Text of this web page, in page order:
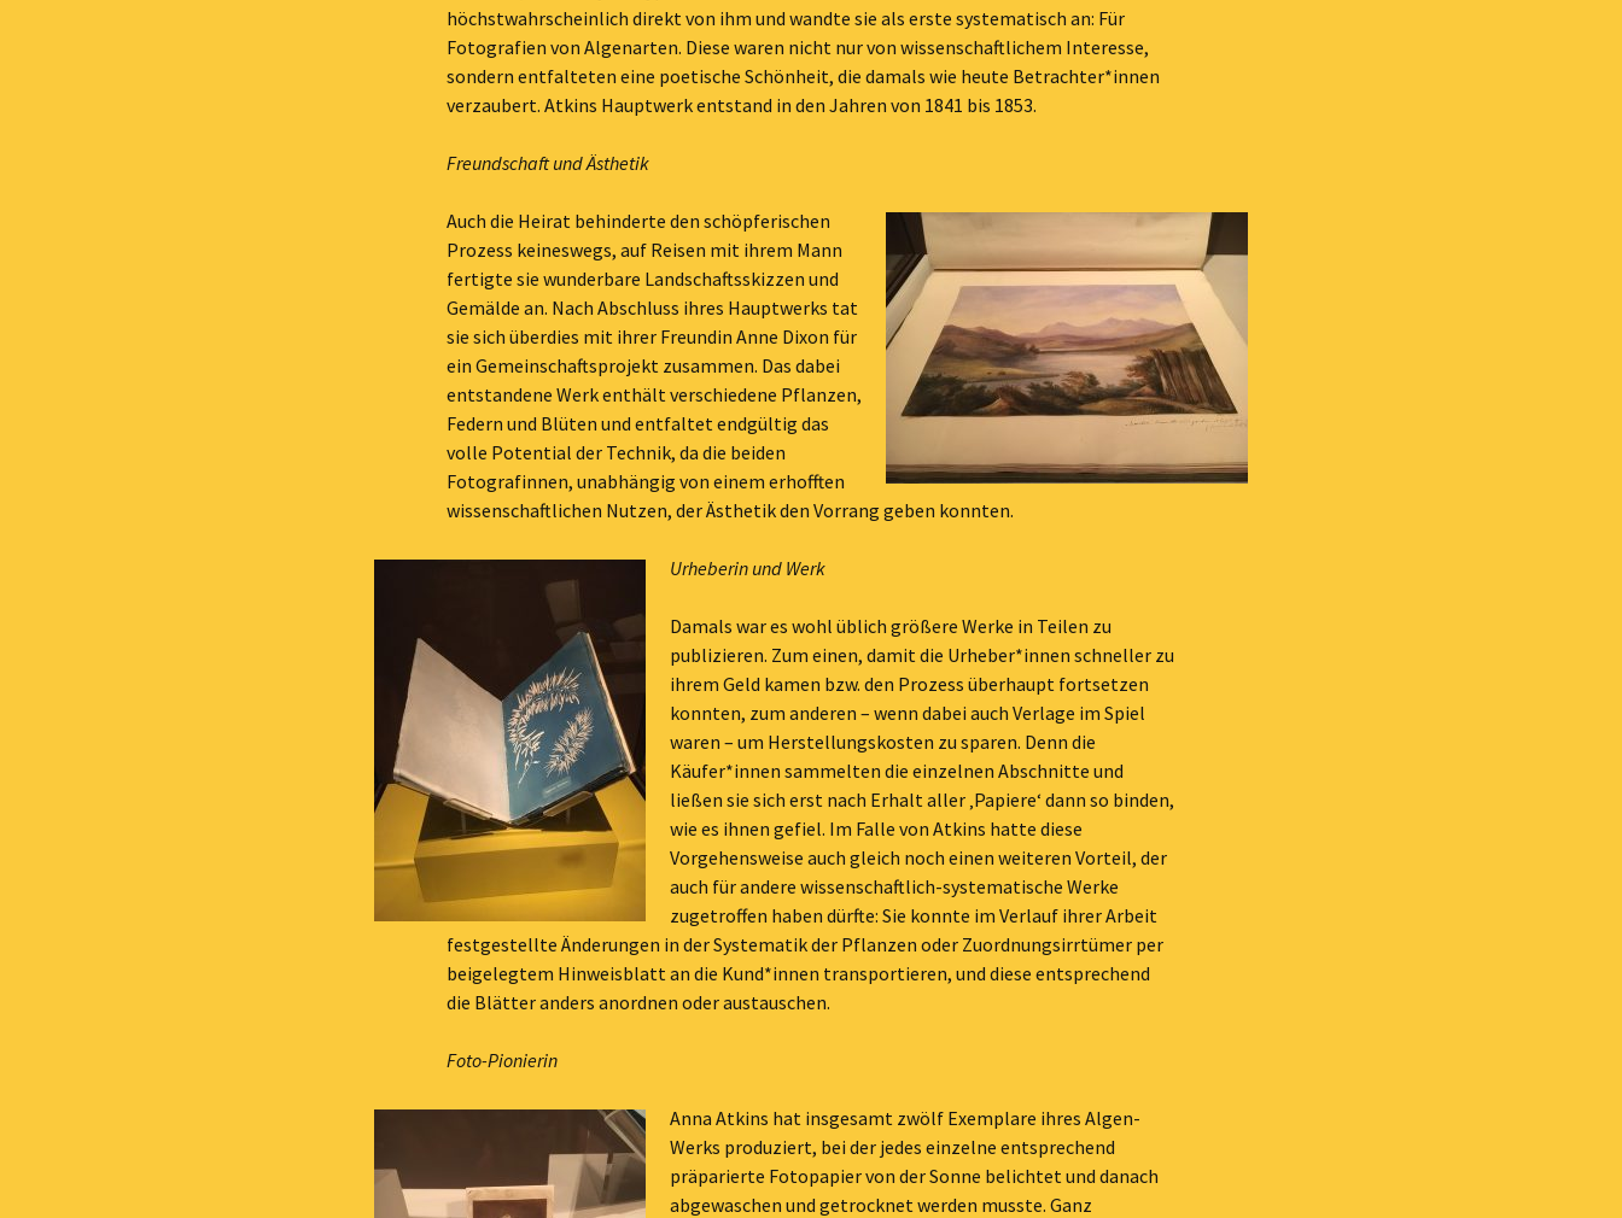
höchstwahrscheinlich direkt von ihm und wandte sie als erste systematisch an: Für
Fotografien von Algenarten. Diese waren nicht nur von wissenschaftlichem Interesse,
sondern entfalteten eine poetische Schönheit, die damals wie heute Betrachter*innen
verzaubert. Atkins Hauptwerk entstand in den Jahren von 1841 bis 1853.
Freundschaft und Ästhetik
Auch die Heirat behinderte den schöpferischen
Prozess keineswegs, auf Reisen mit ihrem Mann
fertigte sie wunderbare Landschaftsskizzen und
Gemälde an. Nach Abschluss ihres Hauptwerks tat
sie sich überdies mit ihrer Freundin Anne Dixon für
ein Gemeinschaftsprojekt zusammen. Das dabei
entstandene Werk enthält verschiedene Pflanzen,
Federn und Blüten und entfaltet endgültig das
volle Potential der Technik, da die beiden
Fotografinnen, unabhängig von einem erhofften
wissenschaftlichen Nutzen, der Ästhetik den Vorrang geben konnten.
Urheberin und Werk
Damals war es wohl üblich größere Werke in Teilen zu
publizieren. Zum einen, damit die Urheber*innen schneller zu
ihrem Geld kamen bzw. den Prozess überhaupt fortsetzen
konnten, zum anderen – wenn dabei auch Verlage im Spiel
waren – um Herstellungskosten zu sparen. Denn die
Käufer*innen sammelten die einzelnen Abschnitte und
ließen sie sich erst nach Erhalt aller ‚Papiere‘ dann so binden,
wie es ihnen gefiel. Im Falle von Atkins hatte diese
Vorgehensweise auch gleich noch einen weiteren Vorteil, der
auch für andere wissenschaftlich-systematische Werke
zugetroffen haben dürfte: Sie konnte im Verlauf ihrer Arbeit
festgestellte Änderungen in der Systematik der Pflanzen oder Zuordnungsirrtümer per
beigelegtem Hinweisblatt an die Kund*innen transportieren, und diese entsprechend
die Blätter anders anordnen oder austauschen.
Foto-Pionierin
Anna Atkins hat insgesamt zwölf Exemplare ihres Algen-
Werks produziert, bei der jedes einzelne entsprechend
präparierte Fotopapier von der Sonne belichtet und danach
abgewaschen und getrocknet werden musste. Ganz